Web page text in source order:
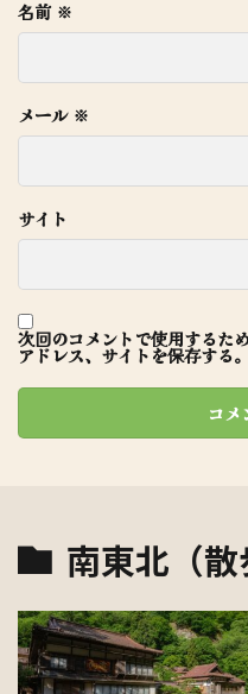
名前 ※
メール ※
サイト
次回のコメントで使用するた
アドレス、サイトを保存する。
南東北（散